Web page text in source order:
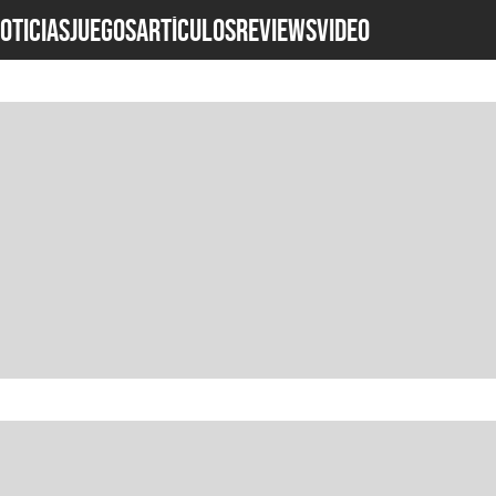
JUEGOSARTÍCULOSREVIEWSVideo